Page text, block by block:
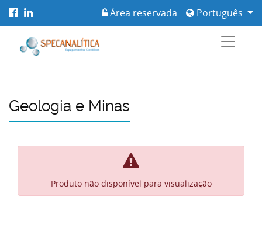
Português
Área reservada
Geologia e Minas
Produto não disponível para visualização